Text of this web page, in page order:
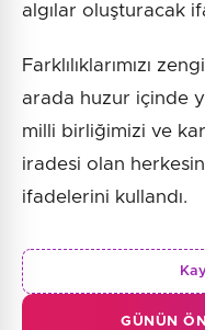
algılar oluşturacak
Farklılıklarımızı
arada huzur içinde
milli birliğimizi ve
iradesi olan
ifadelerini kullandı.
GÜNÜN